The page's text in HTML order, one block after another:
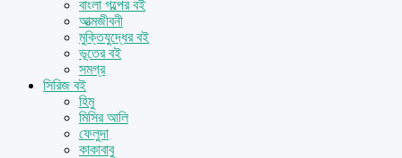
বাংলা গল্পের বই
আত্মজীবনী
মুক্তিযুদ্ধের বই
ভূতের বই
সমগ্র
সিরিজ বই
হিমু
মিসির আলি
ফেলুদা
কাকাবাবু